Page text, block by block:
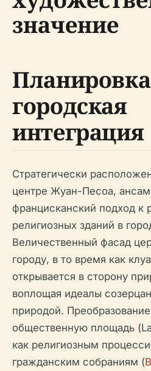
значение
городская
интеграция
Стратегически
центре Жуан-Песоа,
францисканский подход
религиозных зданий в
Величественный фасад
городу, в то время как
открывается в сторону
воплощая идеалы
природой.
общественную площадь
как религиозным
гражданским собраниям (